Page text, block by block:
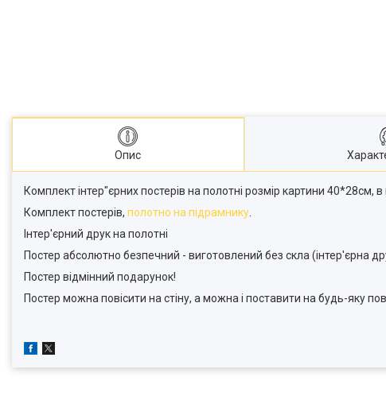
Опис
Комплект інтер"єрних постерів на полотні розмір картини 40*28см,
Комплект постерів, полотно на підрамнику
Інтер'єрний друк на полотні
Постер абсолютно безпечний - виготовлений без скла (інтер'єрна
Постер відмінний подарунок!
Постер можна повісити на стіну, а можна і поставити на будь-яку